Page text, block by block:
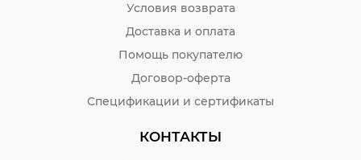
Условия возврата
Доставка и оплата
Помощь покупателю
Договор-оферта
Спецификации и сертификаты
КОНТАКТЫ